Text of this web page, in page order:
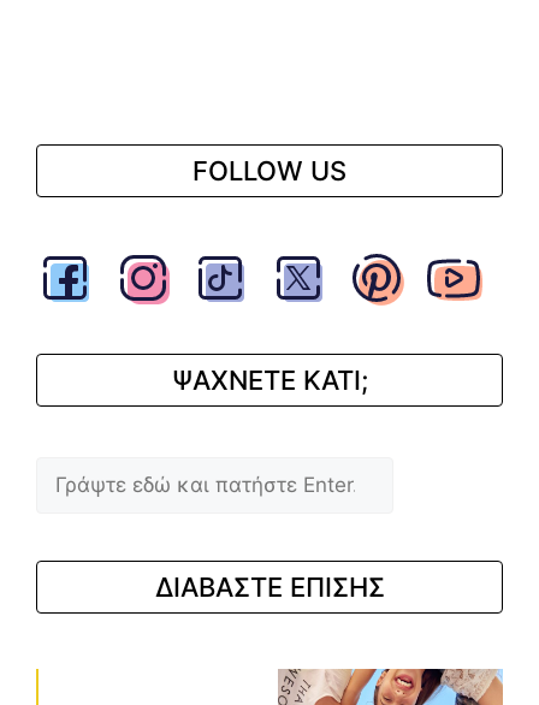
FOLLOW US
ΨΑΧΝΕΤΕ ΚΑΤΙ;
ΔΙΑΒΑΣΤΕ ΕΠΙΣΗΣ